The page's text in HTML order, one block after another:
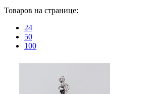
Товаров на странице:
24
50
100